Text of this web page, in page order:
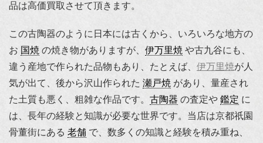
品は高価買取させて頂きます。
この古陶器のように日本には古くから、いろいろな地方の
お 国焼 の焼き物がありますが、 伊万里焼 や古九谷にも、
違う産地で作られた品物もあり、たとえば、 伊万里焼が人
気が出て、後から沢山作られた 瀬戸焼 があり、量産され
た土質も悪く、粗雑な作品です。 古陶器 の査定や 鑑定 に
は、長年の経験と知識が必要な世界です。当店は京都祇園
骨董街にある 老舗 で、数多くの知識と経験を積み重ね、